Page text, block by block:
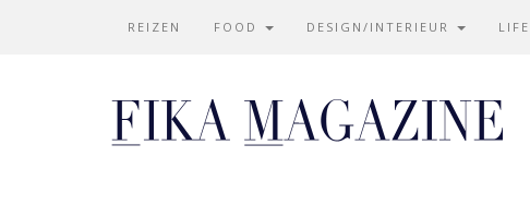
REIZEN FOOD DESIGN/INTERIEUR